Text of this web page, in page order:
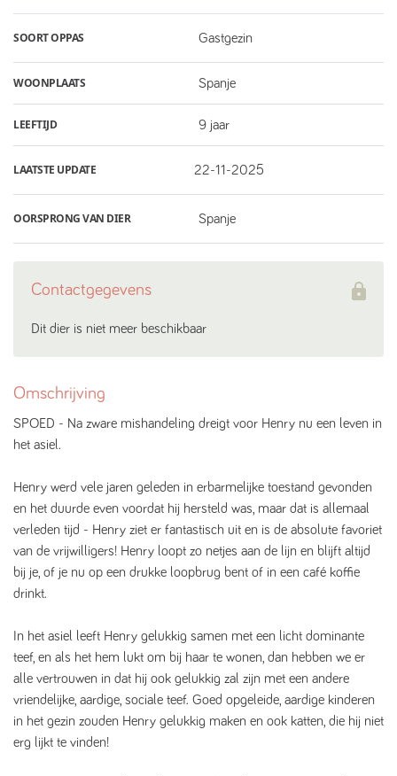
SOORT OPPAS Gastgezin
WOONPLAATS Spanje
LEEFTIJD 9 jaar
LAATSTE UPDATE 22-11-2025
OORSPRONG VAN DIER Spanje
Contactgegevens
Dit dier is niet meer beschikbaar
Omschrijving
SPOED - Na zware mishandeling dreigt voor Henry nu een leven in
het asiel.
Henry werd vele jaren geleden in erbarmelijke toestand gevonden
en het duurde even voordat hij hersteld was, maar dat is allemaal
verleden tijd - Henry ziet er fantastisch uit en is de absolute favoriet
van de vrijwilligers! Henry loopt zo netjes aan de lijn en blijft altijd
bij je, of je nu op een drukke loopbrug bent of in een café koffie
drinkt.
In het asiel leeft Henry gelukkig samen met een licht dominante
teef, en als het hem lukt om bij haar te wonen, dan hebben we er
alle vertrouwen in dat hij ook gelukkig zal zijn met een andere
vriendelijke, aardige, sociale teef. Goed opgeleide, aardige kinderen
in het gezin zouden Henry gelukkig maken en ook katten, die hij niet
erg lijkt te vinden!